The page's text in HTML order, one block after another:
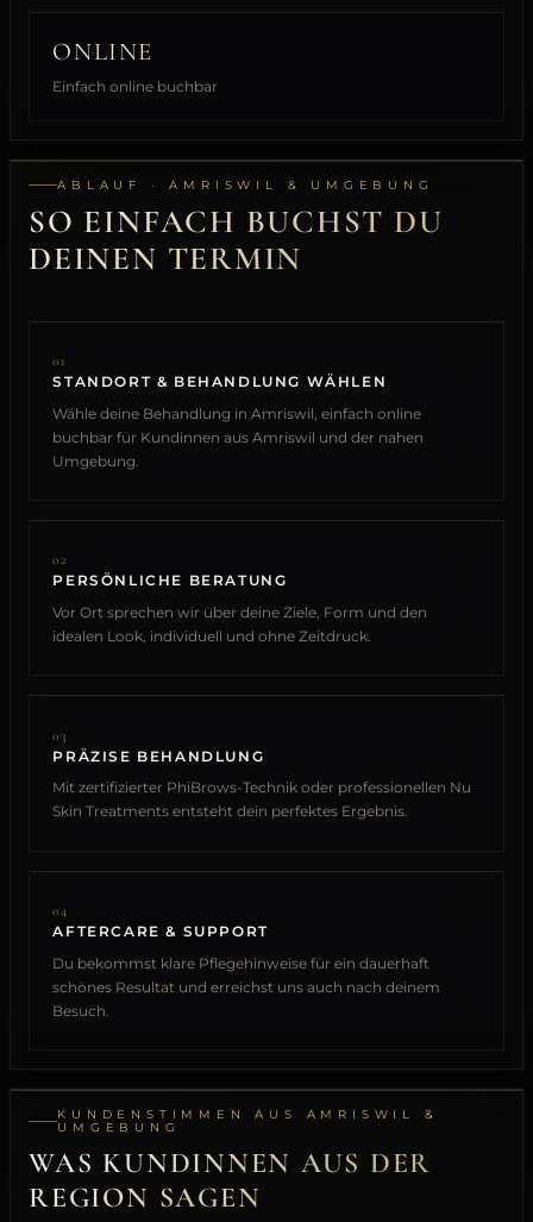
ONLINE
Einfach online buchbar
ABLAUF · AMRISWIL & UMGEBUNG
SO EINFACH BUCHST DU
DEINEN TERMIN
01
STANDORT & BEHANDLUNG WÄHLEN
Wähle deine Behandlung in Amriswil, einfach online
buchbar für Kundinnen aus Amriswil und der nahen
Umgebung.
02
PERSÖNLICHE BERATUNG
Vor Ort sprechen wir über deine Ziele, Form und den
idealen Look, individuell und ohne Zeitdruck.
03
PRÄZISE BEHANDLUNG
Mit zertifizierter PhiBrows-Technik oder professionellen Nu
Skin Treatments entsteht dein perfektes Ergebnis.
04
AFTERCARE & SUPPORT
Du bekommst klare Pflegehinweise für ein dauerhaft
schönes Resultat und erreichst uns auch nach deinem
Besuch.
KUNDENSTIMMEN AUS AMRISWIL &
UMGEBUNG
WAS KUNDINNEN AUS DER
REGION SAGEN